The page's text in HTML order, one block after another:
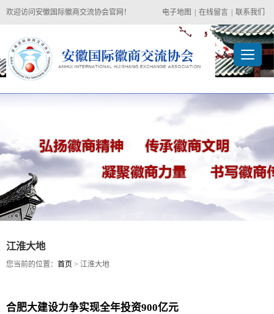
欢迎访问安徽国际徽商交流协会官网！ 电子地图 在线留言 联系我们
江淮大地
您当前的位置： 首页 > 江淮大地
合肥大建设力争实现全年投资900亿元